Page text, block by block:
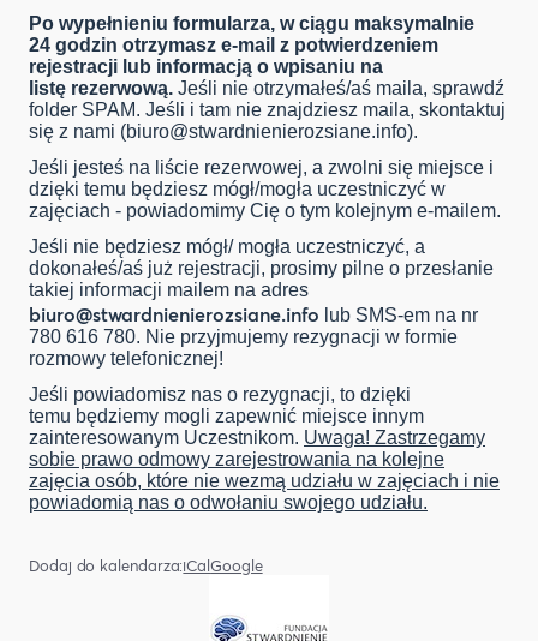
Po wypełnieniu formularza, w ciągu maksymalnie
24 godzin otrzymasz e-mail z potwierdzeniem
rejestracji lub informacją o wpisaniu na
listę rezerwową. Jeśli nie otrzymałeś/aś maila, sprawdź
folder SPAM. Jeśli i tam nie znajdziesz maila, skontaktuj
się z nami (biuro@stwardnienierozsiane.info).
Jeśli jesteś na liście rezerwowej, a zwolni się miejsce i
dzięki temu będziesz mógł/mogła uczestniczyć w
zajęciach - powiadomimy Cię o tym kolejnym e-mailem.
Jeśli nie będziesz mógł/ mogła uczestniczyć, a
dokonałeś/aś już rejestracji, prosimy pilne o przesłanie
takiej informacji mailem na adres
biuro@stwardnienierozsiane.info lub SMS-em na nr
780 616 780. Nie przyjmujemy rezygnacji w formie
rozmowy telefonicznej!
Jeśli powiadomisz nas o rezygnacji, to dzięki
temu będziemy mogli zapewnić miejsce innym
zainteresowanym Uczestnikom. Uwaga! Zastrzegamy
sobie prawo odmowy zarejestrowania na kolejne
zajęcia osób, które nie wezmą udziału w zajęciach i nie
powiadomią nas o odwołaniu swojego udziału.
Dodaj do kalendarza:iCalGoogle